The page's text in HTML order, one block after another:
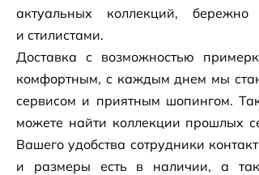
актуальных коллекций,
и стилистами.
Доставка с возможностью
комфортным, с каждым днем мы
сервисом и приятным шопингом.
можете найти коллекции прошлых
Вашего удобства сотрудники
и размеры есть в наличии, а